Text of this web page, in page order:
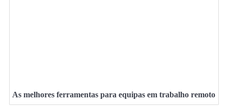
As melhores ferramentas para equipas em trabalho remoto